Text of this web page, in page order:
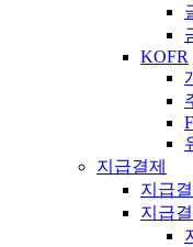
KOFR
지급결제
지급
지급